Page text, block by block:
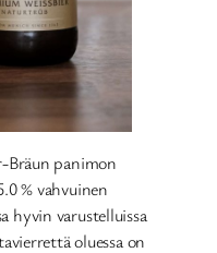
Bräun panimon
% vahvuinen
hyvin varustelluissa
oluessa on